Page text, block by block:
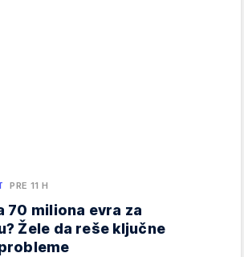
PRE 11 H
70 miliona evra za
Žele da reše ključne